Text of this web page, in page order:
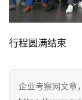
行程圆满结束
企业考察网文章